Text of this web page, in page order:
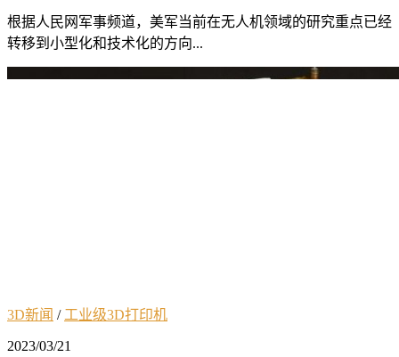
根据人民网军事频道，美军当前在无人机领域的研究重点已经
转移到小型化和技术化的方向...
3D新闻 / 工业级3D打印机
2023/03/21